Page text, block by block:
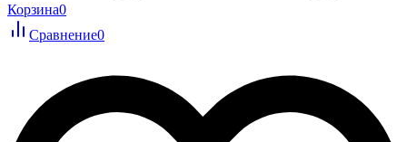
Корзина0
Сравнение0